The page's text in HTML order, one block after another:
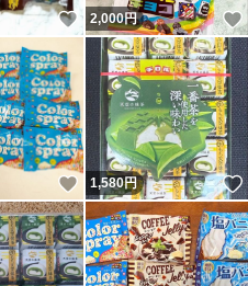
いいね！
2,000円
いいね！
1,580円